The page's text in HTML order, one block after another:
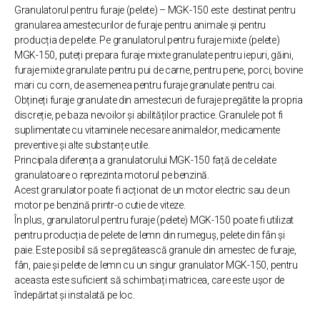
Granulatorul pentru furaje (pelete) – MGK-150 este destinat pentru
granularea amestecurilor de furaje pentru animale și pentru
producția de pelete. Pe granulatorul pentru furaje mixte (pelete)
MGK-150, puteți prepara furaje mixte granulate pentru iepuri, găini,
furaje mixte granulate pentru pui de carne, pentru pene, porci, bovine
mari cu corn, de asemenea pentru furaje granulate pentru cai.
Obțineți furaje granulate din amestecuri de furaje pregătite la propria
discreție, pe baza nevoilor și abilităților practice. Granulele pot fi
suplimentate cu vitaminele necesare animalelor, medicamente
preventive și alte substanțe utile.
Principala diferența a granulatorului MGK-150 față de celelate
granulatoare o reprezinta motorul pe benzină.
Acest granulator poate fi acționat de un motor electric sau de un
motor pe benzină printr-o cutie de viteze.
În plus, granulatorul pentru furaje (pelete) MGK-150 poate fi utilizat
pentru producția de pelete de lemn din rumeguș, pelete din fân și
paie. Este posibil să se pregătească granule din amestec de furaje,
fân, paie și pelete de lemn cu un singur granulator MGK-150, pentru
aceasta este suficient să schimbați matricea, care este ușor de
îndepărtat și instalată pe loc.